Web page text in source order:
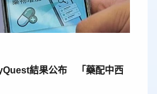
結果公布 「藥配中西